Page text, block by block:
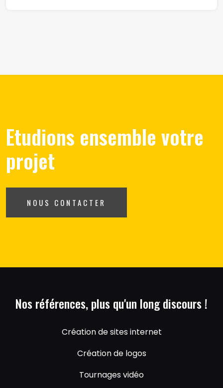
Etudions ensemble votre
projet
NOUS CONTACTER
Nos références, plus qu'un long discours !
Création de sites internet
Création de logos
Tournages vidéo